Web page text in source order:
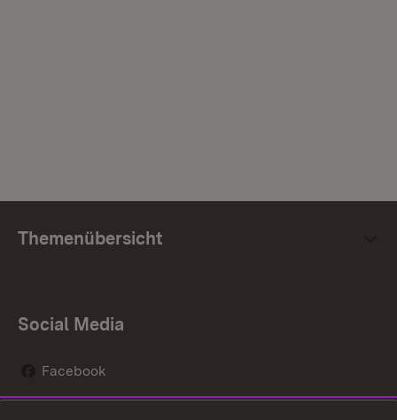
Themenübersicht
Social Media
Facebook